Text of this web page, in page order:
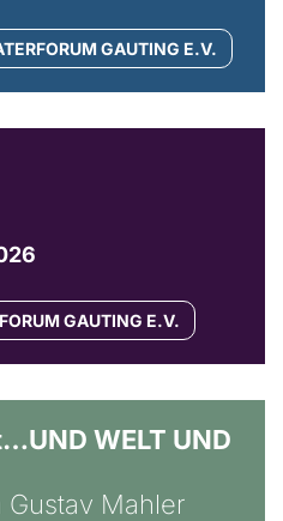
GAUTING E.V.
GAUTING E.V.
WELT UND
Gustav Mahler